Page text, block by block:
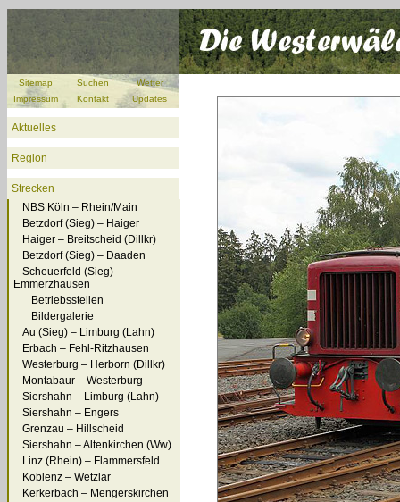
Sitemap Suchen
Wetter
Impressum
Kontakt Updates
Aktuelles
Region
Strecken
NBS Köln – Rhein/Main
Betzdorf (Sieg) – Haiger
Haiger – Breitscheid (Dillkr)
Betzdorf (Sieg) – Daaden
Scheuerfeld (Sieg) –
Emmerzhausen
Betriebsstellen
Bildergalerie
Au (Sieg) – Limburg (Lahn)
Erbach – Fehl-Ritzhausen
Westerburg – Herborn (Dillkr)
Montabaur – Westerburg
Siershahn – Limburg (Lahn)
Siershahn – Engers
Grenzau – Hillscheid
Siershahn – Altenkirchen (Ww)
Linz (Rhein) – Flammersfeld
Koblenz – Wetzlar
Kerkerbach – Mengerskirchen